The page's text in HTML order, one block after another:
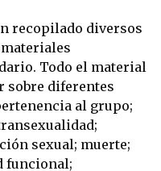
recopilado diversos
Todo el material
diferentes
al grupo;
sexual; muerte;
funcional;